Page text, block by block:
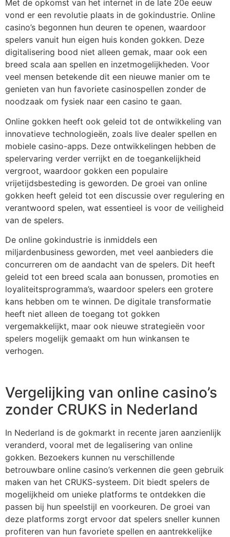
Met de opkomst van het internet in de late 20e eeuw
vond er een revolutie plaats in de gokindustrie. Online
casino’s begonnen hun deuren te openen, waardoor
spelers vanuit hun eigen huis konden gokken. Deze
digitalisering bood niet alleen gemak, maar ook een
breed scala aan spellen en inzetmogelijkheden. Voor
veel mensen betekende dit een nieuwe manier om te
genieten van hun favoriete casinospellen zonder de
noodzaak om fysiek naar een casino te gaan.
Online gokken heeft ook geleid tot de ontwikkeling van
innovatieve technologieën, zoals live dealer spellen en
mobiele casino-apps. Deze ontwikkelingen hebben de
spelervaring verder verrijkt en de toegankelijkheid
vergroot, waardoor gokken een populaire
vrijetijdsbesteding is geworden. De groei van online
gokken heeft geleid tot een discussie over regulering en
verantwoord spelen, wat essentieel is voor de veiligheid
van de spelers.
De online gokindustrie is inmiddels een
miljardenbusiness geworden, met veel aanbieders die
concurreren om de aandacht van de spelers. Dit heeft
geleid tot een breed scala aan bonussen, promoties en
loyaliteitsprogramma’s, waardoor spelers een grotere
kans hebben om te winnen. De digitale transformatie
heeft niet alleen de toegang tot gokken
vergemakkelijkt, maar ook nieuwe strategieën voor
spelers mogelijk gemaakt om hun winkansen te
verhogen.
Vergelijking van online casino’s
zonder CRUKS in Nederland
In Nederland is de gokmarkt in recente jaren aanzienlijk
veranderd, vooral met de legalisering van online
gokken. Bezoekers kunnen nu verschillende
betrouwbare online casino’s verkennen die geen gebruik
maken van het CRUKS-systeem. Dit biedt spelers de
mogelijkheid om unieke platforms te ontdekken die
passen bij hun speelstijl en voorkeuren. De groei van
deze platforms zorgt ervoor dat spelers sneller kunnen
profiteren van hun favoriete spellen en aantrekkelijke